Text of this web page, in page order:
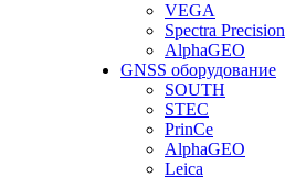
VEGA
Spectra Precision
AlphaGEO
GNSS оборудование
SOUTH
STEC
PrinCe
AlphaGEO
Leica